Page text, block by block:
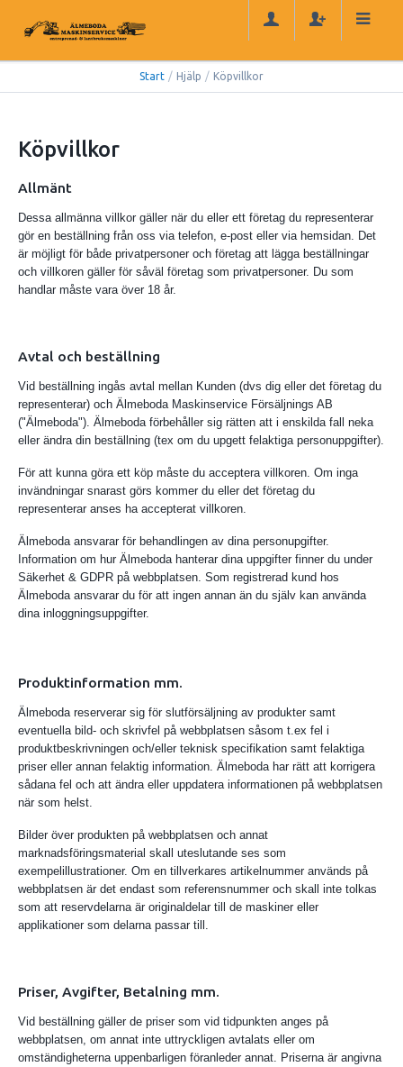
Start / Hjälp / Köpvillkor
Köpvillkor
Allmänt
Dessa allmänna villkor gäller när du eller ett företag du representerar
gör en beställning från oss via telefon, e-post eller via hemsidan. Det
är möjligt för både privatpersoner och företag att lägga beställningar
och villkoren gäller för såväl företag som privatpersoner. Du som
handlar måste vara över 18 år.
Avtal och beställning
Vid beställning ingås avtal mellan Kunden (dvs dig eller det företag du
representerar) och Älmeboda Maskinservice Försäljnings AB
("Älmeboda"). Älmeboda förbehåller sig rätten att i enskilda fall neka
eller ändra din beställning (tex om du upgett felaktiga personuppgifter).
För att kunna göra ett köp måste du acceptera villkoren. Om inga
invändningar snarast görs kommer du eller det företag du
representerar anses ha accepterat villkoren.
Älmeboda ansvarar för behandlingen av dina personupgifter.
Information om hur Älmeboda hanterar dina uppgifter finner du under
Säkerhet & GDPR på webbplatsen. Som registrerad kund hos
Älmeboda ansvarar du för att ingen annan än du själv kan använda
dina inloggningsuppgifter.
Produktinformation mm.
Älmeboda reserverar sig för slutförsäljning av produkter samt
eventuella bild- och skrivfel på webbplatsen såsom t.ex fel i
produktbeskrivningen och/eller teknisk specifikation samt felaktiga
priser eller annan felaktig information. Älmeboda har rätt att korrigera
sådana fel och att ändra eller uppdatera informationen på webbplatsen
när som helst.
Bilder över produkten på webbplatsen och annat
marknadsföringsmaterial skall uteslutande ses som
exempelillustrationer. Om en tillverkares artikelnummer används på
webbplatsen är det endast som referensnummer och skall inte tolkas
som att reservdelarna är originaldelar till de maskiner eller
applikationer som delarna passar till.
Priser, Avgifter, Betalning mm.
Vid beställning gäller de priser som vid tidpunkten anges på
webbplatsen, om annat inte uttryckligen avtalats eller om
omständigheterna uppenbarligen föranleder annat. Priserna är angivna